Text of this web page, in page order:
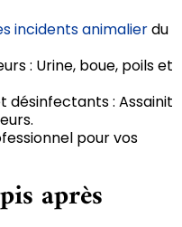
incidents animalierdu
: Urine, boue, poils et
désinfectants : Assainit
pour vos
après